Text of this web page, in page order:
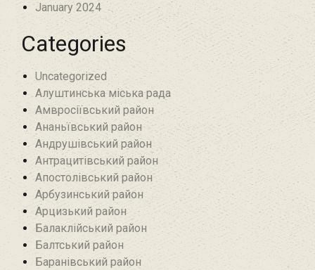
January 2024
Categories
Uncategorized
Алуштинська міська рада
Амвросіївський район
Ананьївський район‎
Андрушівський район‎
Антрацитівський район‎
Апостолівський район
Арбузинський район‎
Арцизький район‎
Балаклійський район
Балтський район‎
Баранівський район‎